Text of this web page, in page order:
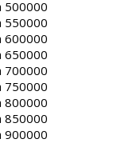
500000
550000
600000
650000
700000
750000
800000
850000
900000